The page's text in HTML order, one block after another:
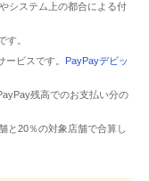
システム上の都合による付
す。
ビスです。 PayPayデビッ
残高でのお支払い分の
と20％の対象店舗で合算し